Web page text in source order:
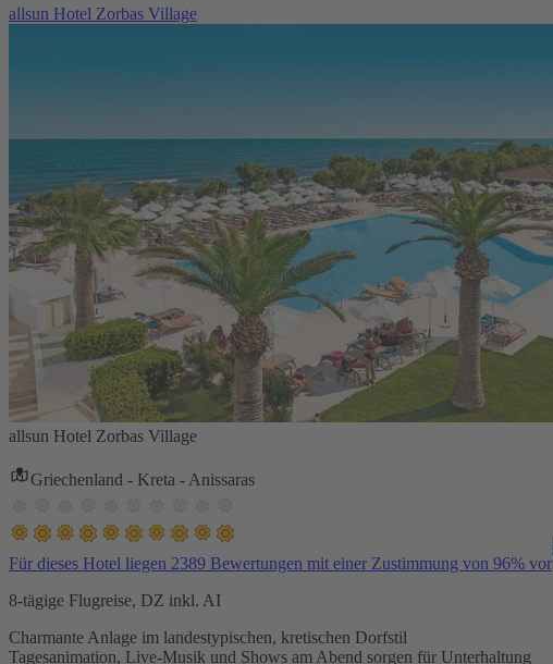
allsun Hotel Zorbas Village
allsun Hotel Zorbas Village
Griechenland - Kreta - Anissaras
Für dieses Hotel liegen 2389 Bewertungen mit einer Zustimmung von 96% vor
8-tägige Flugreise, DZ inkl. AI
Charmante Anlage im landestypischen, kretischen Dorfstil
Tagesanimation, Live-Musik und Shows am Abend sorgen für Unterhaltung